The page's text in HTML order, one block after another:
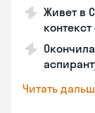
Живет в
Читать